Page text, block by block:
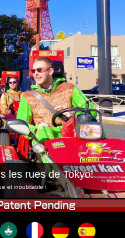
Réservation
Magasin
Tokyo Akihabara#1
Tokyo Shibuya
Baie de Tokyo
Osaka
les rues de Tokyo!
et inoubliable !